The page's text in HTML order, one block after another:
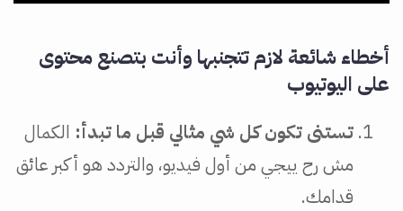
أخطاء شائعة لازم تتجنبها وأنت بتصنع محتوى
على اليوتيوب
تستنى تكون كل شي مثالي قبل ما تبدأ: الكمال
مش رح ييجي من أول فيديو، والتردد هو أكبر عائق
قدامك.